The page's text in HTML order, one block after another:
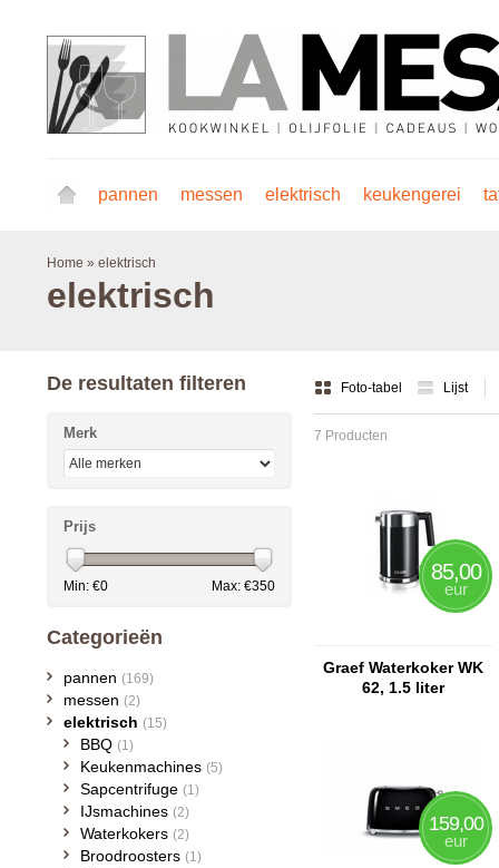
pannen messen elektrisch keukengerei
Home » elektrisch
elektrisch
Foto-tabel Lijst
7 Producten
85,00
eur
Graef Waterkoker WK
62, 1.5 liter
159,00
eur
De resultaten filteren
Merk
Prijs
Min: €0 Max: €350
Categorieën
pannen (169)
messen (2)
elektrisch (15)
BBQ (1)
Keukenmachines (5)
Sapcentrifuge (1)
IJsmachines (2)
Waterkokers (2)
Broodroosters (1)